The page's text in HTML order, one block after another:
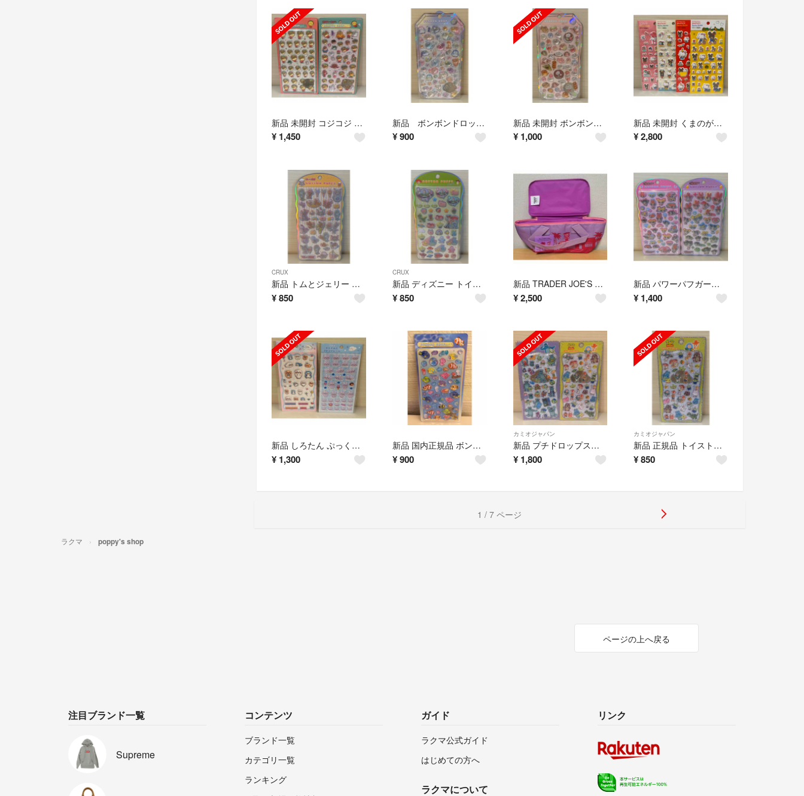
新品 未開封 コジコジ ボンボンドロップシール 2種セット 2枚セット
¥ 1,450
新品 ボンボンドロップシール らめーるボンボン シャーベット ラメール
¥900
新品 未開封 ボンボンドロップシール シャーベット もちもちボンボン
¥ 1,000
新品 未開封 くまのがっこう ハローキティ フロッキーシール 4枚セット
¥2,800
CRUX
新品 トムとジェリー コットンパフィーシール
¥850
CRUX
新品 ディズニー トイ・ストーリー コットンパフィーシール
¥850
新品 TRADER JOE'S トレーダージョーズ ミニ保冷バッグ ミニクーラー
¥ 2,500
新品 パワーパフガールズ コットンパフィーシール 2種類セット 2点セット
¥ 1,400
新品 しろたん ぷっくりアートシール ちゅるんとつやつやシール 2枚セット
¥ 1,300
新品 国内正規品 ボンボンドロップシール 水族館限定 熱帯魚
¥900
カミオジャパン
新品 プチドロップステッカー トイストーリー モンスターズインク ディズニー
¥ 1,800
カミオジャパン
新品 正規品 トイストーリー プチドロップステッカー ディズニー ピクサー
¥850
1 / 7 ページ
ラクマ poppy's shop
ページの上へ戻る
注目ブランド一覧
Supreme
コンテンツ
ブランド一覧
カテゴリ一覧
ランキング
ガイド
ラクマ公式ガイド
はじめての方へ
ラクマについて
リンク